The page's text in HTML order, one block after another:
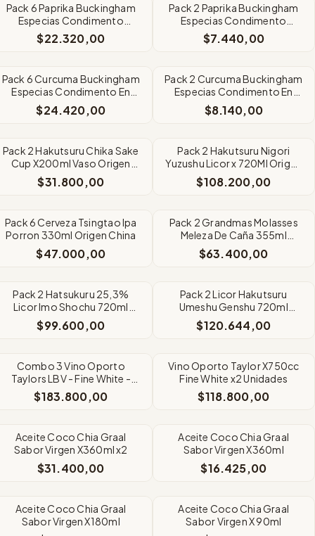
Pack 6 Paprika Buckingham
Especias Condimento
Molido Frasco x 50gr
$22.320,00
Pack 2 Paprika Buckingham
Especias Condimento
Molido Frasco x 50gr
$7.440,00
Pack 6 Curcuma Buckingham
Especias Condimento En
Polvo Frasco 50gr
$24.420,00
Pack 2 Curcuma Buckingham
Especias Condimento En
Polvo Frasco 50gr
$8.140,00
Pack 2 Hakutsuru Chika Sake
Cup X200ml Vaso Origen
Japon
$31.800,00
Pack 2 Hakutsuru Nigori
Yuzushu Licor x 720Ml Origen
Japon
$108.200,00
Pack 6 Cerveza Tsingtao Ipa
Porron 330ml Origen China
$47.000,00
Pack 2 Grandmas Molasses
Meleza De Caña 355ml
Origen USA
$63.400,00
Pack 2 Hatsukuru 25,3%
Licor Imo Shochu 720ml
Origen Japon
$99.600,00
Pack 2 Licor Hakutsuru
Umeshu Genshu 720ml
Origen Japon
$120.644,00
Combo 3 Vino Oporto
Taylors LBV - Fine White -
Ruby X750cc
$183.800,00
Vino Oporto Taylor X750cc
Fine White x2 Unidades
$118.800,00
Aceite Coco Chia Graal
Sabor Virgen X360ml x2
$31.400,00
Aceite Coco Chia Graal
Sabor Virgen X360ml
$16.425,00
Aceite Coco Chia Graal
Sabor Virgen X180ml
Aceite Coco Chia Graal
Sabor Virgen X 90ml